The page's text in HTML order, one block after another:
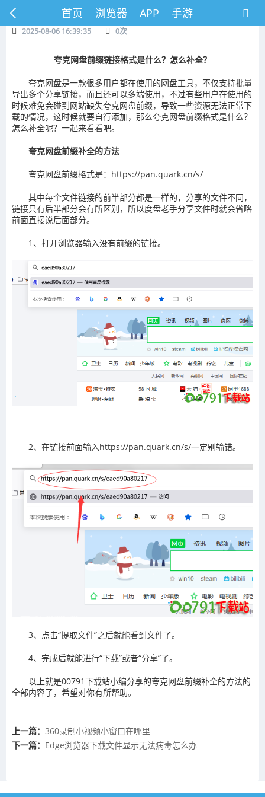
首页 浏览器 APP 手游
2025-08-06 16:39:35 0次
夸克网盘前缀链接格式是什么？怎么补全？
夸克网盘是一款很多用户都在使用的网盘工具，不仅支持批量
导出多个分享链接，而且还可以多端使用，不过有些用户在使用的
时候难免会碰到网站缺失夸克网盘前缀，导致一些资源无法正常下
载的情况，这时候就要自行添加，那么夸克网盘前缀格式是什么？
怎么补全呢？一起来看看吧。
夸克网盘前缀补全的方法
夸克网盘前缀格式是：https://pan.quark.cn/s/
其中每个文件链接的前半部分都是一样的，分享的文件不同，
链接只有后半部分会有所区别，所以度盘老手分享文件时就会省略
前面直接说后面部分。
1、打开浏览器输入没有前缀的链接。
2、在链接前面输入https://pan.quark.cn/s/一定别输错。
3、点击“提取文件”之后就能看到文件了。
4、完成后就能进行“下载”或者“分享”了。
以上就是00791下载站小编分享的夸克网盘前缀补全的方法的
全部内容了，希望对你有所帮助。
上一篇： 360录制小视频小窗口在哪里
下一篇： Edge浏览器下载文件显示无法病毒怎么办